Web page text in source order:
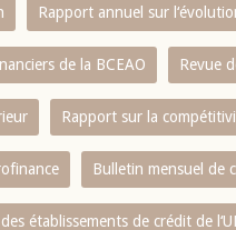
Rapport annuel sur
de la BCEAO Revue
Rapport sur la
Bulletin mensuel de
établissements de crédit de